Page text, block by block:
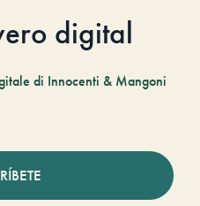
digital
di Innocenti & Mangoni